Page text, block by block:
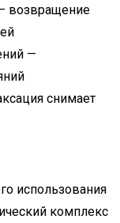
возвращение
—
снимает
использования
комплекс